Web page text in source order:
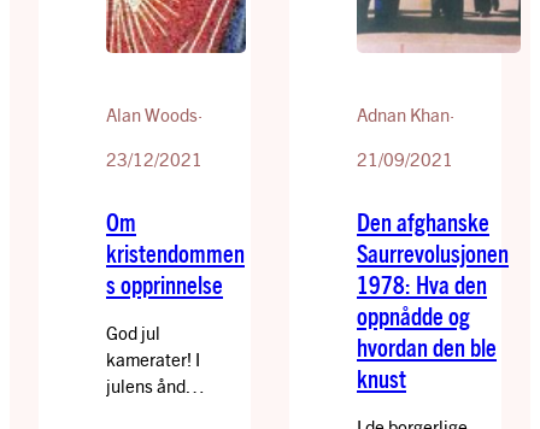
Weston og…
Alan Woods·
23/12/2021
Om
kristendommen
s opprinnelse
God jul
kamerater! I
julens ånd
Adnan Khan·
21/09/2021
Den afghanske
Saurrevolusjonen
1978: Hva den
oppnådde og
hvordan den ble
knust